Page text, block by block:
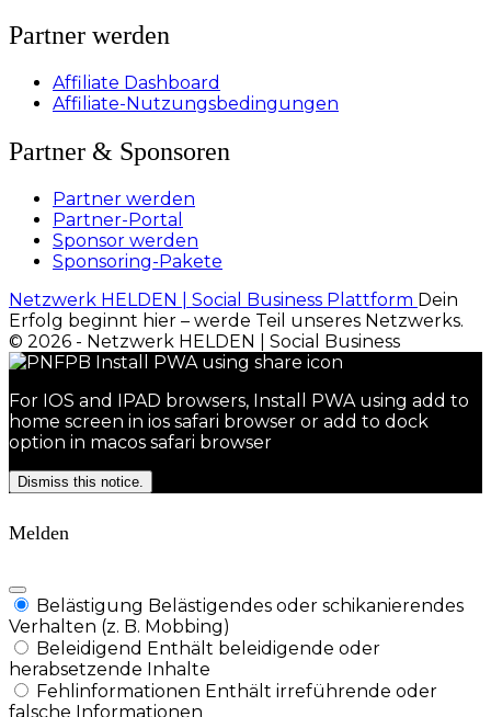
Partner werden
Affiliate Dashboard
Affiliate-Nutzungsbedingungen
Partner & Sponsoren
Partner werden
Partner-Portal
Sponsor werden
Sponsoring-Pakete
Netzwerk HELDEN | Social Business Plattform Dein
Erfolg beginnt hier – werde Teil unseres Netzwerks.
© 2026 - Netzwerk HELDEN | Social Business
For IOS and IPAD browsers, Install PWA using add to
home screen in ios safari browser or add to dock
option in macos safari browser
Dismiss this notice.
Melden
Belästigung Belästigendes oder schikanierendes
Verhalten (z. B. Mobbing)
Beleidigend Enthält beleidigende oder
herabsetzende Inhalte
Fehlinformationen Enthält irreführende oder
falsche Informationen